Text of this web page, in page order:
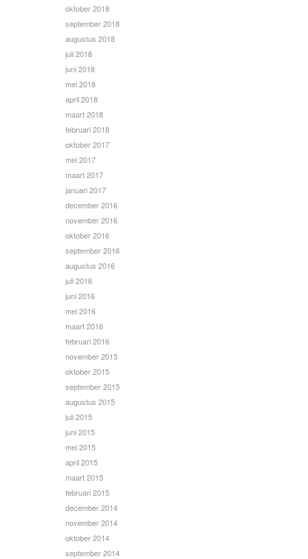
oktober 2018
september 2018
augustus 2018
juli 2018
juni 2018
mei 2018
april 2018
maart 2018
februari 2018
oktober 2017
mei 2017
maart 2017
januari 2017
december 2016
november 2016
oktober 2016
september 2016
augustus 2016
juli 2016
juni 2016
mei 2016
maart 2016
februari 2016
november 2015
oktober 2015
september 2015
augustus 2015
juli 2015
juni 2015
mei 2015
april 2015
maart 2015
februari 2015
december 2014
november 2014
oktober 2014
september 2014